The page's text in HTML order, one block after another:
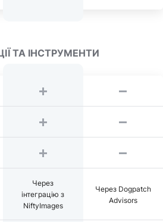
ТА ІНСТРУМЕНТИ
Через
інтеграцію з
NiftyImages
Через Dogpatch
Advisors